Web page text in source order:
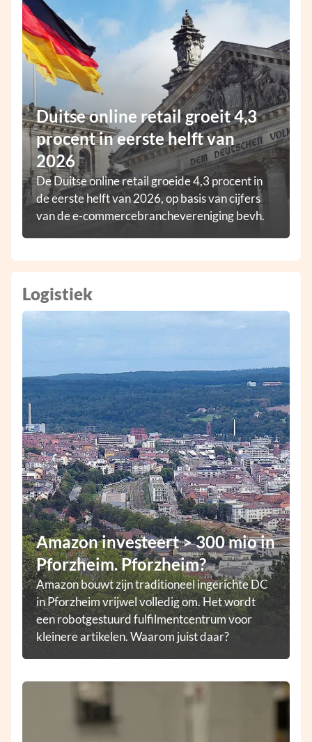
Duitse online retail groeit 4,3
procent in eerste helft van
2026
De Duitse online retail groeide 4,3 procent in
de eerste helft van 2026, op basis van cijfers
van de e-commercebranchevereniging bevh.
Logistiek
Amazon investeert > 300 mio in
Pforzheim. Pforzheim?
Amazon bouwt zijn traditioneel ingerichte DC
in Pforzheim vrijwel volledig om. Het wordt
een robotgestuurd fulfilmentcentrum voor
kleinere artikelen. Waarom juist daar?